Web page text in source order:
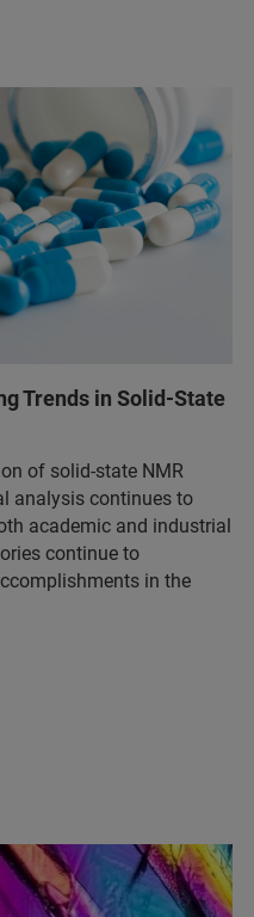
Trends in Solid-State
of solid-state NMR
analysis continues to
academic and industrial
continue to
in the